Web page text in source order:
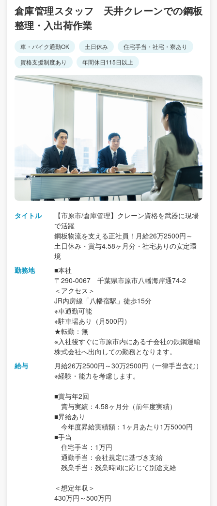
倉庫管理スタッフ 天井クレーンでの鋼板
整理・入出荷作業
車・バイク通勤OK 土日休み
住宅手当・社宅・寮あり
資格支援制度あり
年間休日115日以上
タイトル
【市原市/倉庫管理】クレーン資格を武器に現場
で活躍
鋼板物流を支える正社員！月給26万2500円～
土日休み・賞与4.58ヶ月分・社宅ありの安定環
境
勤務地
■本社
〒290-0067 千葉県市原市八幡海岸通74-2
＜アクセス＞
JR内房線「八幡宿駅」徒歩15分
※車通勤可能
※駐車場あり（月500円）
★転勤：無
※入社後すぐに市原市内にある子会社の鉄鋼運輸
株式会社へ出向しての勤務となります。
給与
月給26万2500円～30万2500円（一律手当含む）
※経験・能力を考慮します。
■賞与年2回
賞与実績：4.58ヶ月分（前年度実績）
■昇給あり
今年度昇給実績額：1ヶ月あたり1万5000円
■手当
住宅手当：1万円
通勤手当：会社規定に基づき支給
残業手当：残業時間に応じて別途支給
＜想定年収＞
430万円～500万円